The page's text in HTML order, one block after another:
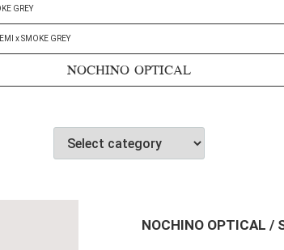
GREY
x SMOKE GREY
NOCHINO OPTICAL
NOCHINO OPTICAL /